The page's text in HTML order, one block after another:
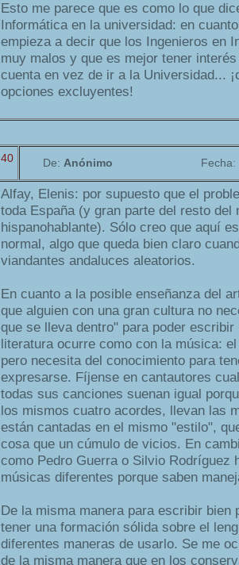
Esto me parece que es como lo que
Informática en la universidad: en
empieza a decir que los Ingenieros en
muy malos y que es mejor tener
cuenta en vez de ir a la Universidad...
opciones excluyentes!
40 De: Anónimo Fecha:
Alfay, Elenis: por supuesto que el
toda España (y gran parte del resto del
hispanohablante). Sólo creo que aquí
normal, algo que queda bien claro
viandantes andaluces aleatorios.
En cuanto a la posible enseñanza del
que alguien con una gran cultura no
que se lleva dentro" para poder escribir
literatura ocurre como con la música:
pero necesita del conocimiento para
expresarse. Fíjense en cantautores
todas sus canciones suenan igual
los mismos cuatro acordes, llevan las
están cantadas en el mismo "estilo",
cosa que un cúmulo de vicios. En
como Pedro Guerra o Silvio Rodríguez
músicas diferentes porque saben
De la misma manera para escribir bien
tener una formación sólida sobre el
diferentes maneras de usarlo. Se me
de la misma manera que en los